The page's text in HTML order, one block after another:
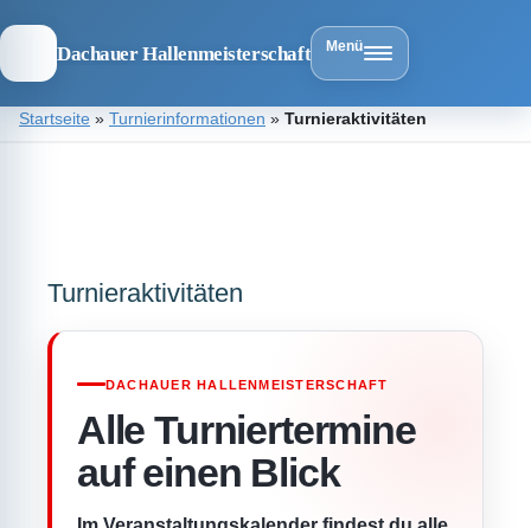
Dachauer Hallenmeisterschaft Menü
ZumStartseite » Turnierinformationen » Turnieraktivitäten
Turnieraktivitäten
DACHAUER HALLENMEISTERSCHAFT
Alle Turniertermine
auf einen Blick